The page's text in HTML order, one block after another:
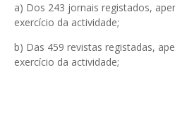
a) Dos 243 jornais registados,
exercício da actividade;
b) Das 459 revistas registadas,
exercício da actividade;